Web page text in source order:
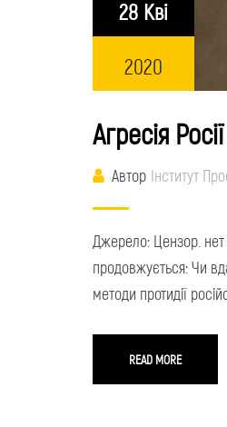
28 Кві
2020
Агресія
Автор Інститут
Джерело: Цензор. нет
продовжується: Чи
методи протидії
READ MORE